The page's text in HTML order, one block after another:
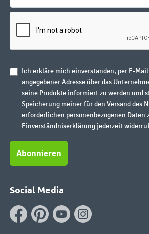
Ich erkläre mich einverstanden, per E-
angegebener Adresse über das
seine Produkte informiert zu werden und
Speicherung meiner für den Versand des
erforderlichen personenbezogenen Daten
Einverständniserklärung jederzeit
Abonnieren
Social Media